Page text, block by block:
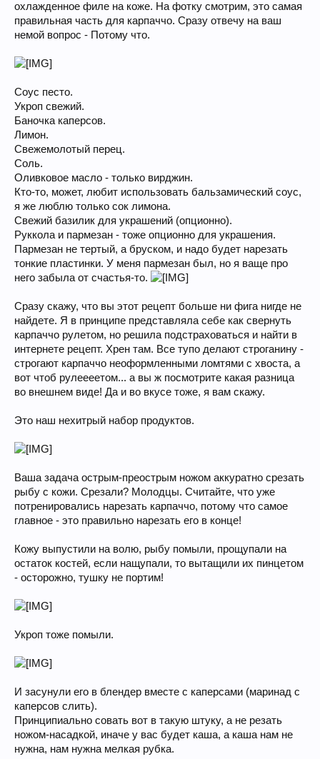
охлажденное филе на коже. На фотку смотрим, это самая
правильная часть для карпаччо. Сразу отвечу на ваш
немой вопрос - Потому что.
Соус песто.
Укроп свежий.
Баночка каперсов.
Лимон.
Свежемолотый перец.
Соль.
Оливковое масло - только вирджин.
Кто-то, может, любит использовать бальзамический соус,
я же люблю только сок лимона.
Свежий базилик для украшений (опционно).
Руккола и пармезан - тоже опционно для украшения.
Пармезан не тертый, а бруском, и надо будет нарезать
тонкие пластинки. У меня пармезан был, но я ваще про
него забыла от счастья-то.
Сразу скажу, что вы этот рецепт больше ни фига нигде не
найдете. Я в принципе представляла себе как свернуть
карпаччо рулетом, но решила подстраховаться и найти в
интернете рецепт. Хрен там. Все тупо делают строганину -
строгают карпаччо неоформленными ломтями с хвоста, а
вот чтоб рулеееетом... а вы ж посмотрите какая разница
во внешнем виде! Да и во вкусе тоже, я вам скажу.
Это наш нехитрый набор продуктов.
Ваша задача острым-преострым ножом аккуратно срезать
рыбу с кожи. Срезали? Молодцы. Считайте, что уже
потренировались нарезать карпаччо, потому что самое
главное - это правильно нарезать его в конце!
Кожу выпустили на волю, рыбу помыли, прощупали на
остаток костей, если нащупали, то вытащили их пинцетом
- осторожно, тушку не портим!
Укроп тоже помыли.
И засунули его в блендер вместе с каперсами (маринад с
каперсов слить).
Принципиально совать вот в такую штуку, а не резать
ножом-насадкой, иначе у вас будет каша, а каша нам не
нужна, нам нужна мелкая рубка.